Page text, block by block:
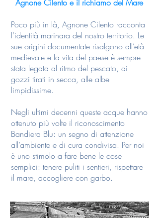
Agnone Cilento e il richiamo del Mare
Poco più in là, Agnone Cilento racconta
l’identità marinara del nostro territorio. Le
sue origini documentate risalgono all’età
medievale e la vita del paese è sempre
stata legata al ritmo del pescato, ai
gozzi tirati in secca, alle albe
limpidissime.
Negli ultimi decenni queste acque hanno
ottenuto più volte il riconoscimento
Bandiera Blu: un segno di attenzione
all’ambiente e di cura condivisa. Per noi
è uno stimolo a fare bene le cose
semplici: tenere puliti i sentieri, rispettare
il mare, accogliere con garbo.